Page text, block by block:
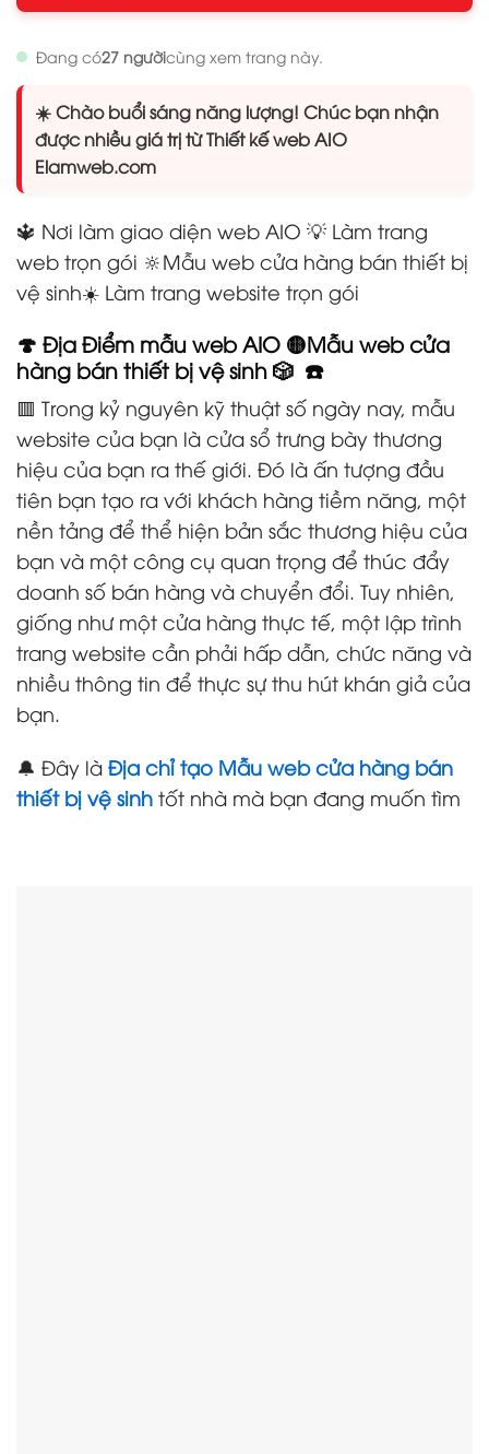
Đang có27 ngườicùng xem trang này.
☀️ Chào buổi sáng năng lượng! Chúc bạn nhận
được nhiều giá trị từ Thiết kế web AIO
Elamweb.com
🔱 Nơi làm giao diện web AIO 💡 Làm trang
web trọn gói 🔆Mẫu web cửa hàng bán thiết bị
vệ sinh☀️ Làm trang website trọn gói
🍄 Địa Điểm mẫu web AIO 🟡Mẫu web cửa
hàng bán thiết bị vệ sinh 🎲 ☎️
🟥 Trong kỷ nguyên kỹ thuật số ngày nay, mẫu
website của bạn là cửa sổ trưng bày thương
hiệu của bạn ra thế giới. Đó là ấn tượng đầu
tiên bạn tạo ra với khách hàng tiềm năng, một
nền tảng để thể hiện bản sắc thương hiệu của
bạn và một công cụ quan trọng để thúc đẩy
doanh số bán hàng và chuyển đổi. Tuy nhiên,
giống như một cửa hàng thực tế, một lập trình
trang website cần phải hấp dẫn, chức năng và
nhiều thông tin để thực sự thu hút khán giả của
bạn.
🔔 Đây là Địa chỉ tạo Mẫu web cửa hàng bán
thiết bị vệ sinh tốt nhà mà bạn đang muốn tìm